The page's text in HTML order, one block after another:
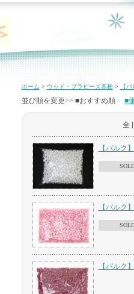
ホーム > ウッド・プラビーズ各種> 【
並び順を変更>> ■おすすめ順 ■
全
【バルク
【バルク
【バルク